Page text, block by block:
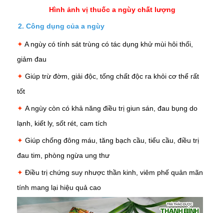
Hình ảnh vị thuốc a ngùy chất lượng
2. Công dụng của a ngùy
✦ A ngùy có tính sát trùng có tác dụng khử mùi hôi thối,
giảm đau
✦ Giúp trừ đờm, giải độc, tống chất độc ra khỏi cơ thể rất
tốt
✦ A ngùy còn có khả năng điều trị giun sán, đau bụng do
lạnh, kiết ly, sốt rét, cam tích
✦ Giúp chống đông máu, tăng bạch cầu, tiểu cầu, điều trị
đau tim, phòng ngừa ung thư
✦ Điều trị chứng suy nhược thần kinh, viêm phế quản mãn
tính mang lại hiệu quả cao